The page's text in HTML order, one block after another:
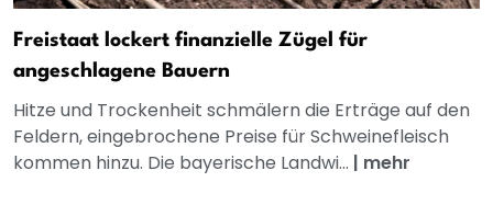
Freistaat lockert finanzielle Zügel für
angeschlagene Bauern
Hitze und Trockenheit schmälern die Erträge auf den
Feldern, eingebrochene Preise für Schweinefleisch
kommen hinzu. Die bayerische Landwi... | mehr